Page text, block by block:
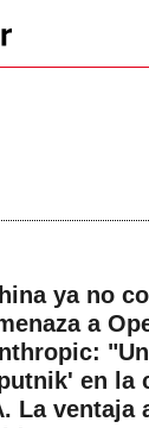
ya no
a
en la
La ventaja